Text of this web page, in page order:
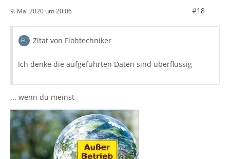
9. Mai 2020 um 20:06 #18
Zitat von Flohtechniker
Ich denke die aufgeführten Daten sind überflüssig
... wenn du meinst